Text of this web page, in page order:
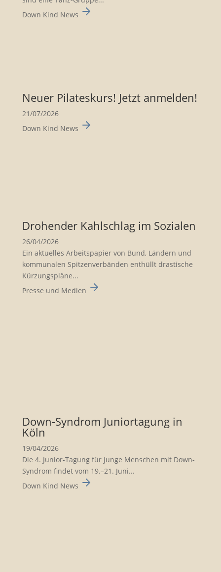
Down Kind News
Neuer Pilates­kurs! Jetzt anmelden!
21/07/2026
Down Kind News
Drohender Kahlschlag im Sozialen
26/04/2026
Ein aktuelles Arbeits­pa­pier von Bund, Ländern und
kommu­nalen Spitzen­ver­bänden enthüllt drasti­sche
Kürzungs­pläne...
Presse und Medien
Down-Syndrom Junior­ta­gung in
Köln
19/04/2026
Die 4. Junior-Tagung für junge Menschen mit Down-
Syndrom findet vom 19.–21. Juni...
Down Kind News